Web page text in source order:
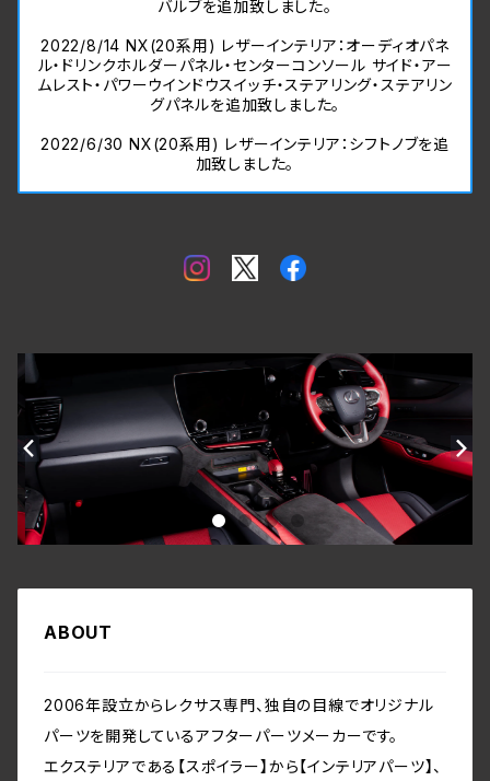
バルブを追加致しました。
2022/8/14 NX(20系用) レザーインテリア：オーディオパネ
ル・ドリンクホルダーパネル・センターコンソール サイド・アー
ムレスト・パワーウインドウスイッチ・ステアリング・ステアリン
グパネルを追加致しました。
2022/6/30 NX(20系用) レザーインテリア：シフトノブを追
加致しました。
ABOUT
2006年設立からレクサス専門、独自の目線でオリジナル
パーツを開発しているアフターパーツメーカーです。
エクステリアである【スポイラー】から【インテリアパーツ】、